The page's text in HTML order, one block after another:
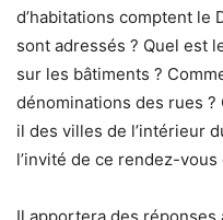
d’habitations comptent le
sont adressés ? Quel est
sur les bâtiments ?
dénominations des rues ?
il des villes de l’intérieur
l’invité de ce rendez-vous